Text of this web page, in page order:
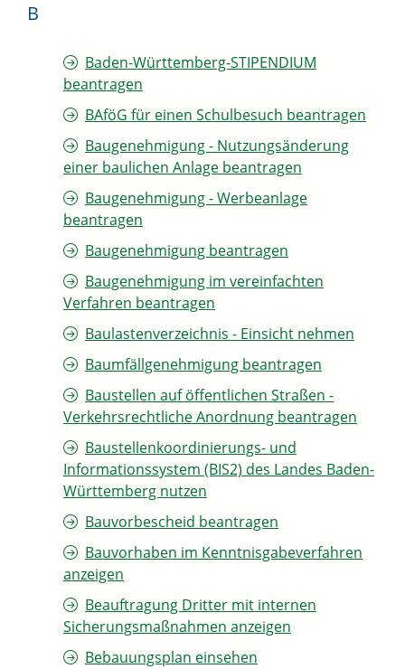
B
Baden-Württemberg-STIPENDIUM
beantragen
BAföG für einen Schulbesuch beantragen
Baugenehmigung - Nutzungsänderung
einer baulichen Anlage beantragen
Baugenehmigung - Werbeanlage
beantragen
Baugenehmigung beantragen
Baugenehmigung im vereinfachten
Verfahren beantragen
Baulastenverzeichnis - Einsicht nehmen
Baumfällgenehmigung beantragen
Baustellen auf öffentlichen Straßen -
Verkehrsrechtliche Anordnung beantragen
Baustellenkoordinierungs- und
Informationssystem (BIS2) des Landes Baden-
Württemberg nutzen
Bauvorbescheid beantragen
Bauvorhaben im Kenntnisgabeverfahren
anzeigen
Beauftragung Dritter mit internen
Sicherungsmaßnahmen anzeigen
Bebauungsplan einsehen